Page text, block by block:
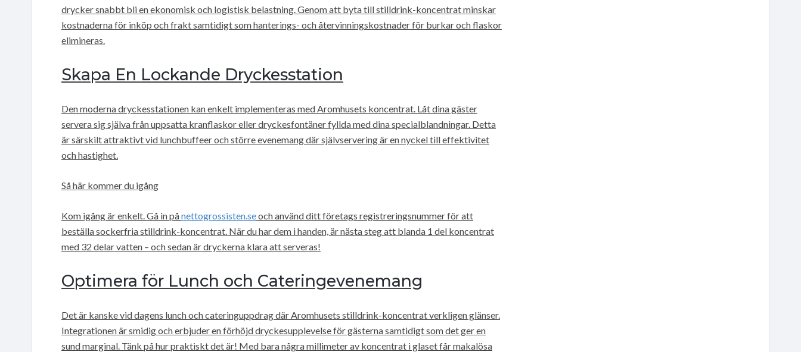
drycker snabbt bli en ekonomisk och logistisk belastning. Genom att byta till stilldrink-koncentrat minskar
kostnaderna för inköp och frakt samtidigt som hanterings- och återvinningskostnader för burkar och flaskor
elimineras.
Skapa En Lockande Dryckesstation
Den moderna dryckesstationen kan enkelt implementeras med Aromhusets koncentrat. Låt dina gäster
servera sig själva från uppsatta kranflaskor eller dryckesfontäner fyllda med dina specialblandningar. Detta
är särskilt attraktivt vid lunchbuffeer och större evenemang där självservering är en nyckel till effektivitet
och hastighet.
Så här kommer du igång
Kom igång är enkelt. Gå in pånettogrossisten.seoch använd ditt företags registreringsnummer för att
beställa sockerfria stilldrink-koncentrat. När du har dem i handen, är nästa steg att blanda 1 del koncentrat
med 32 delar vatten – och sedan är dryckerna klara att serveras!
Optimera för Lunch och Cateringevenemang
Det är kanske vid dagens lunch och cateringuppdrag där Aromhusets stilldrink-koncentrat verkligen glänser.
Integrationen är smidig och erbjuder en förhöjd dryckesupplevelse för gästerna samtidigt som det ger en
sund marginal. Tänk på hur praktiskt det är! Med bara några millimeter av koncentrat i glaset får makalösa